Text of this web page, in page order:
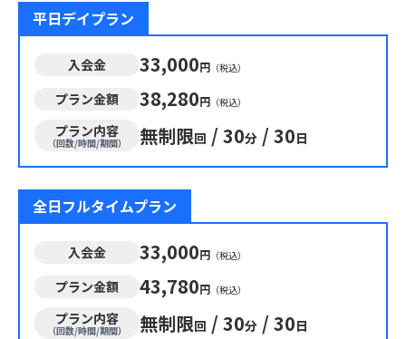
平日デイプラン
入会金 33,000円 （税込）
プラン金額 38,280円 （税込）
プラン内容
（回数/時間/期間） 無制限回 / 30分 / 30日
全日フルタイムプラン
入会金 33,000円 （税込）
プラン金額 43,780円 （税込）
プラン内容
（回数/時間/期間） 無制限回 / 30分 / 30日